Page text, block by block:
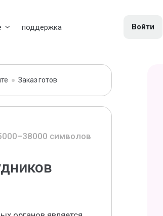
поддержка Войти
Заказ готов
символов